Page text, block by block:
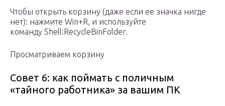
Чтобы открыть корзину (даже если ее значка нигде
нет): нажмите Win+R, и используйте
команду Shell:RecycleBinFolder.
Просматриваем корзину
Совет 6: как поймать с поличным
«тайного работника» за вашим ПК